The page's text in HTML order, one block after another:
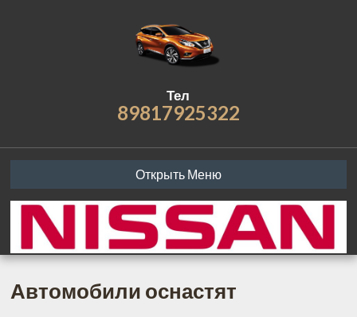
Тел
89817925322
Открыть Меню
Автомобили оснастят